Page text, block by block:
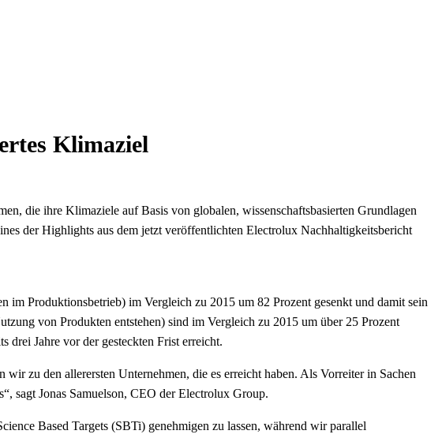
Klimaziel
die ihre Klimaziele auf Basis von globalen, wissenschaftsbasierten Grundlagen
der Highlights aus dem jetzt veröffentlichten Electrolux Nachhaltigkeitsbericht
im Produktionsbetrieb) im Vergleich zu 2015 um 82 Prozent gesenkt und damit sein
von Produkten entstehen) sind im Vergleich zu 2015 um über 25 Prozent
drei Jahre vor der gesteckten Frist erreicht.
zu den allerersten Unternehmen, die es erreicht haben. Als Vorreiter in Sachen
sagt Jonas Samuelson, CEO der Electrolux Group.
Based Targets (SBTi) genehmigen zu lassen, während wir parallel